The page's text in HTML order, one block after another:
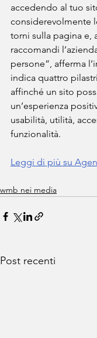
accedendo al tuo
considerevolmente
torni sulla pagina e,
raccomandi
persone”, afferma
indica quattro
affinché un sito
un’esperienza
usabilità, utilità,
funzionalità.
Leggi di più su
wmb nei media
Post recenti